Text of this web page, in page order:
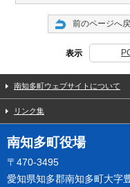
前のページへ
表示
南知多町ウェブサイトについて
リンク集
南知多町役場
〒470-3495
愛知県知多郡南知多町大字